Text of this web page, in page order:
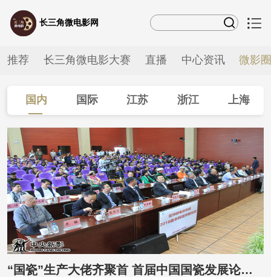
长三角微电影网
推荐 长三角微电影大赛 直播 中心资讯 微影
国内 国际 江苏 浙江 上海
安徽
“国瓷”生产大佬齐聚首 首届中国国瓷发展论坛将于高淳举行